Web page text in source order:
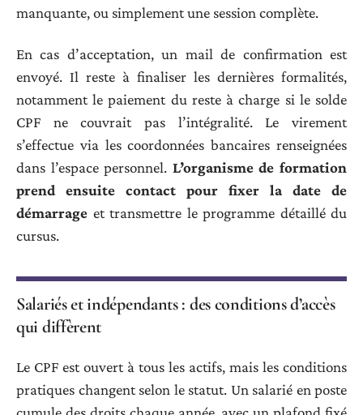
manquante, ou simplement une session complète.
En cas d’acceptation, un mail de confirmation est
envoyé. Il reste à finaliser les dernières formalités,
notamment le paiement du reste à charge si le solde
CPF ne couvrait pas l’intégralité. Le virement
s’effectue via les coordonnées bancaires renseignées
dans l’espace personnel. L’organisme de formation
prend ensuite contact pour fixer la date de
démarrage et transmettre le programme détaillé du
cursus.
Salariés et indépendants : des conditions d’accès
qui diffèrent
Le CPF est ouvert à tous les actifs, mais les conditions
pratiques changent selon le statut. Un salarié en poste